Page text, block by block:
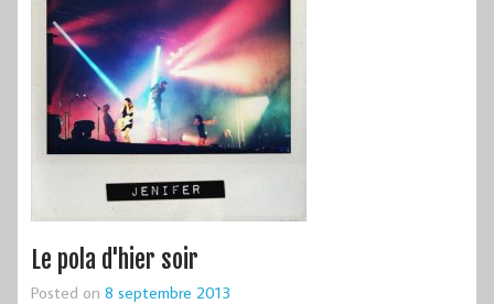
Le pola d'hier soir
Posted on 8 septembre 2013